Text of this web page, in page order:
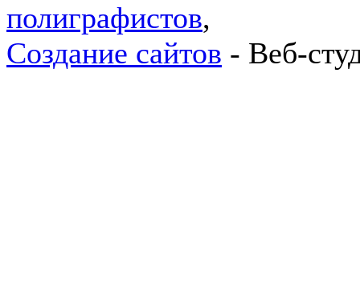
полиграфистов,
Создание сайтов - Веб-